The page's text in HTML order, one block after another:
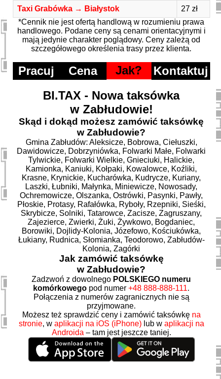
Taxi Grabówka → Białystok
27 zł
*Cennik nie jest ofertą handlową w rozumieniu prawa
handlowego. Podane ceny są cenami orientacyjnymi i
mają jedynie charakter poglądowy. Ceny zależą od
szczegółowego określenia trasy przez klienta.
Pracuj Cena Jak?
Kontaktuj
BI.TAX - Nowa taksówka
w Zabłudowie!
Skąd i dokąd możesz zamówić taksówkę
w Zabłudowie?
Gmina Zabłudów: Aleksicze, Bobrowa, Ciełuszki,
Dawidowicze, Dobrzyniówka, Folwarki Małe, Folwarki
Tylwickie, Folwarki Wielkie, Gnieciuki, Halickie,
Kamionka, Kaniuki, Kołpaki, Kowalowce, Koźliki,
Krasne, Krynickie, Kucharówka, Kudrycze, Kuriany,
Laszki, Łubniki, Małynka, Miniewicze, Nowosady,
Ochremowicze, Olszanka, Ostrówki, Pasynki, Pawły,
Płoskie, Protasy, Rafałówka, Ryboły, Rzepniki, Sieśki,
Skrybicze, Solniki, Tatarowce, Zacisze, Zagruszany,
Zajezierce, Zwierki, Żuki, Żywkowo, Bogdaniec,
Borowiki, Dojlidy-Kolonia, Józefowo, Kościukówka,
Łukiany, Rudnica, Słomianka, Teodorowo, Zabłudów-
Kolonia, Zagórki
Jak zamówić taksówkę
w Zabłudowie?
Zadzwoń z dowolnego POLSKIEGO numeru
komórkowego pod numer+48 888-888-111.
Połączenia z numerów zagranicznych nie są
przyjmowane.
Możesz też sprawdzić ceny i zamówić taksówkę na
stronie, w aplikacji na iOS (iPhone) lub w aplikacji na
Androida – tam jest jeszcze taniej.